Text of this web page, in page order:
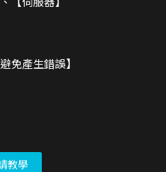
免產生錯誤】
教學